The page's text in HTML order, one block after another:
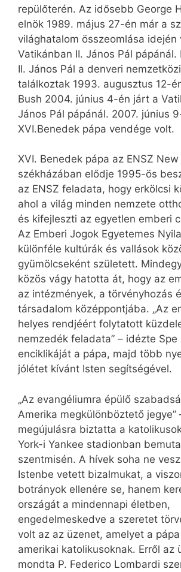
repülőterén. Az idősebb George
elnök 1989. május 27-én már a
világhatalom összeomlása idején
Vatikánban II. János Pál pápánál.
II. János Pál a denveri
találkoztak 1993. augusztus 12-
Bush 2004. június 4-én járt a
János Pál pápánál. 2007. június
XVI.Benedek pápa vendége volt.
XVI. Benedek pápa az ENSZ New
székházában elődje 1995-ös
az ENSZ feladata, hogy erkölcsi
ahol a világ minden nemzete
és kifejleszti az egyetlen emberi
Az Emberi Jogok Egyetemes
különféle kultúrák és vallások
gyümölcseként született.
közös vágy hatotta át, hogy az
az intézmények, a törvényhozás
társadalom középpontjába. „Az
helyes rendjéért folytatott
nemzedék feladata” – idézte Spe
enciklikáját a pápa, majd több
jólétet kívánt Isten segítségével.
„Az evangéliumra épülő
Amerika megkülönböztető jegye”
megújulásra biztatta a
York-i Yankee stadionban
szentmisén. A hívek soha ne
Istenbe vetett bizalmukat, a
botrányok ellenére se, hanem
országát a mindennapi életben,
engedelmeskedve a szeretet
volt az az üzenet, amelyet a
amerikai katolikusoknak. Erről az
mondta P. Federico Lombardi